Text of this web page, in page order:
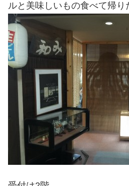
ルと美味しいもの食べて帰り